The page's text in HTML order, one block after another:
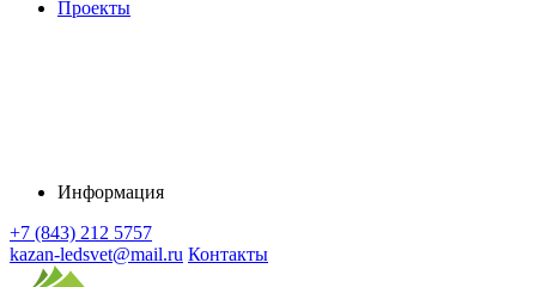
Проекты
Информация
+7 (843) 212 5757
kazan-ledsvet@mail.ru Контакты